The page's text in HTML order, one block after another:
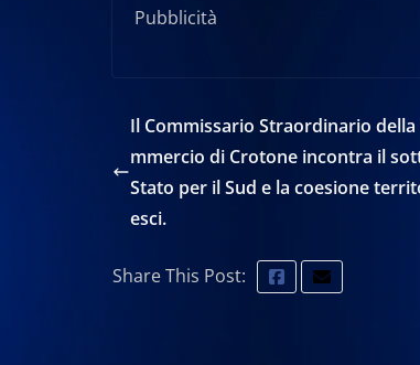
Pubblicità
Il Commissario Straordinario della
mmercio di Crotone incontra il
Stato per il Sud e la coesione
esci.
Share This Post: